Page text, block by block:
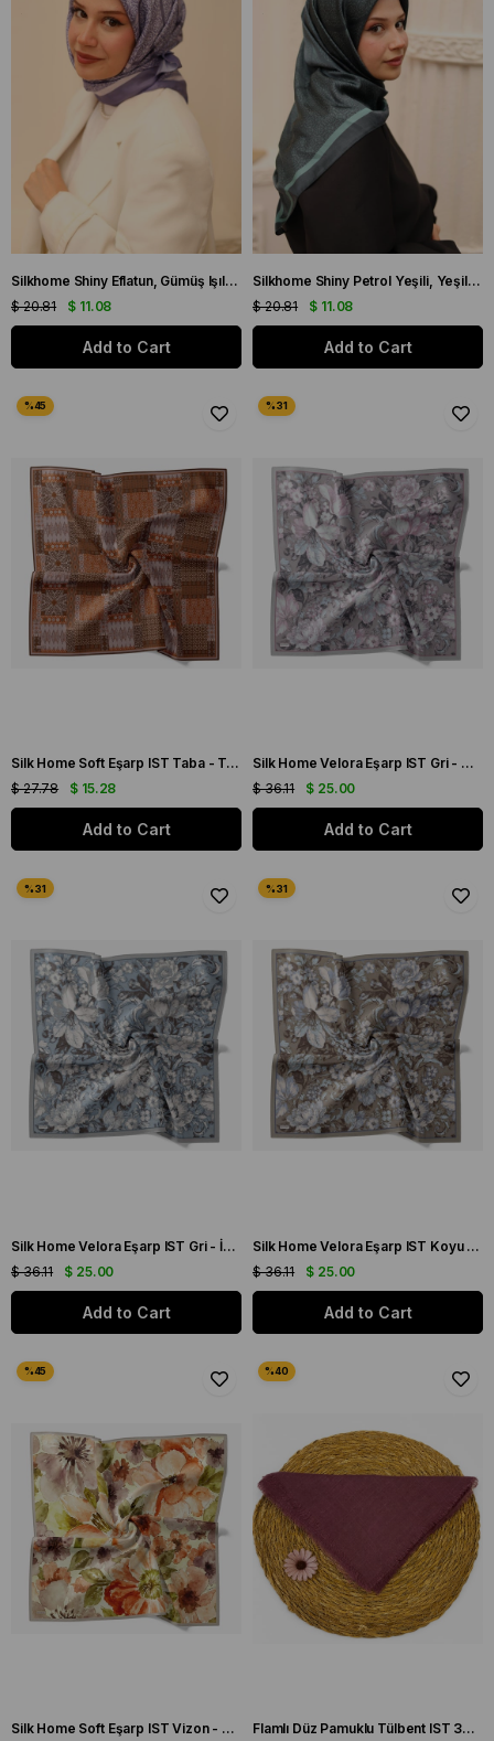
Silkhome Shiny Eflatun, Gümüş Işıltılı Eşarp IST75002-23
$ 11.08
$ 20.81
Add to Cart
Silkhome Shiny Petrol Yeşili, Yeşil Işıltılı Eşarp IST75002-07
$ 11.08
$ 20.81
Add to Cart
Silk Home Soft Eşarp IST Taba - Turuncu Etnik Desen
$ 15.28
$ 27.78
Add to Cart
Silk Home Velora Eşarp IST Gri - Mürdüm Çiçek Desen
$ 25.00
$ 36.11
Add to Cart
Silk Home Velora Eşarp IST Gri - İndigo Çiçek Desen
$ 25.00
$ 36.11
Add to Cart
Silk Home Velora Eşarp IST Koyu Vizon - Mavi Çiçek Desen
$ 25.00
$ 36.11
Add to Cart
Silk Home Soft Eşarp IST Vizon - Turuncu Çiçek Desen Flamlı Düz Pamuklu Tülbent IST 3434-24 Gül Kurusu Düz Desen